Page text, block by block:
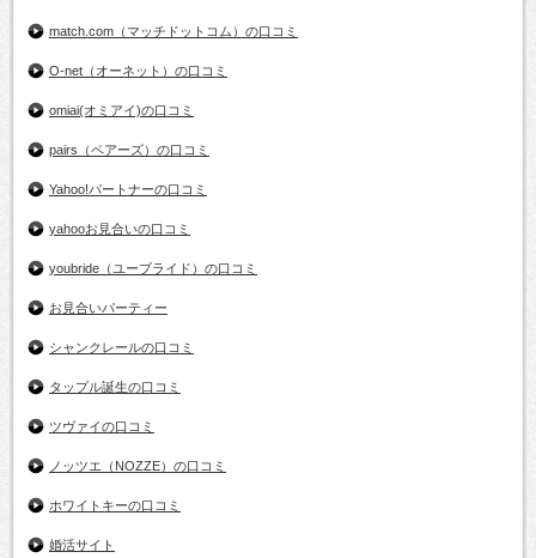
match.com（マッチドットコム）の口コミ
O-net（オーネット）の口コミ
omiai(オミアイ)の口コミ
pairs（ペアーズ）の口コミ
Yahoo!パートナーの口コミ
yahooお見合いの口コミ
youbride（ユーブライド）の口コミ
お見合いパーティー
シャンクレールの口コミ
タップル誕生の口コミ
ツヴァイの口コミ
ノッツエ（NOZZE）の口コミ
ホワイトキーの口コミ
婚活サイト